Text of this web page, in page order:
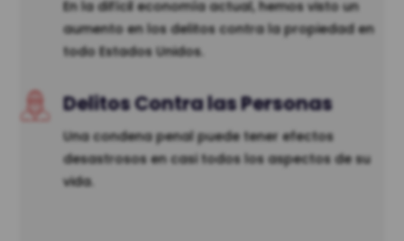
En la difícil economía actual, hemos visto un
aumento en los delitos contra la propiedad en
todo Estados Unidos.
Delitos Contra las Personas
Una condena penal puede tener efectos
desastrosos en casi todos los aspectos de su
vida.